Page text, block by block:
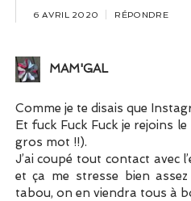
6 AVRIL 2020 RÉPONDRE
MAM'GAL
Comme je te disais que
Et fuck Fuck Fuck je rejoins
gros mot !!).
J’ai coupé tout contact avec
et ça me stresse bien
tabou, on en viendra tous à